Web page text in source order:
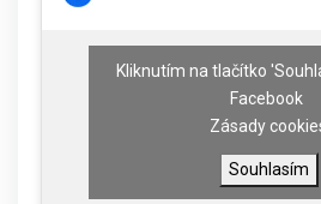
Kliknutím na tlačítko
Facebook
Zásady
Souhlasím